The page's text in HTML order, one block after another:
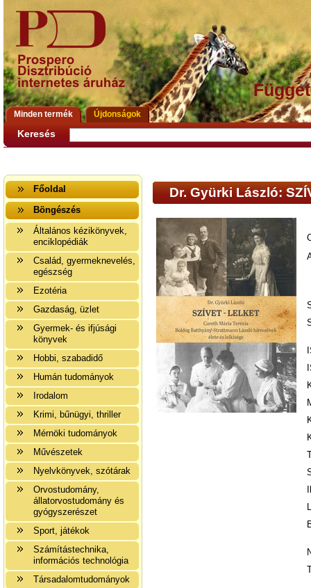
Minden termék Újdonságok
Keresés
Főoldal
Böngészés
Általános kézikönyvek,
enciklopédiák
Család, gyermeknevelés,
egészség
Ezotéria
Gazdaság, üzlet
Gyermek- és ifjúsági
könyvek
Hobbi, szabadidő
Humán tudományok
Irodalom
Krimi, bűnügyi, thriller
Mérnöki tudományok
Művészetek
Nyelvkönyvek, szótárak
Orvostudomány,
állatorvostudomány és
gyógyszerészet
Sport, játékok
Számítástechnika,
információs technológia
Társadalomtudományok
Dr. Gyürki László: